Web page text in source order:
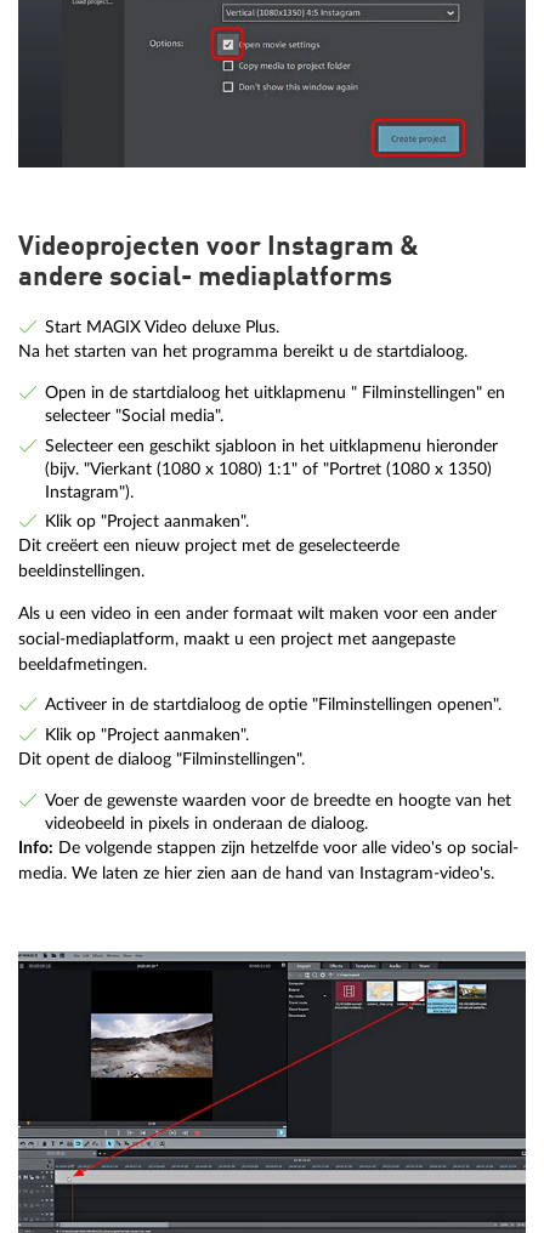
Videoprojecten voor Instagram &
andere social- mediaplatforms
Start MAGIX Video deluxe Plus.
Na het starten van het programma bereikt u de startdialoog.
Open in de startdialoog het uitklapmenu " Filminstellingen" en
selecteer "Social media".
Selecteer een geschikt sjabloon in het uitklapmenu hieronder
(bijv. "Vierkant (1080 x 1080) 1:1" of "Portret (1080 x 1350)
Instagram").
Klik op "Project aanmaken".
Dit creëert een nieuw project met de geselecteerde
beeldinstellingen.
Als u een video in een ander formaat wilt maken voor een ander
social-mediaplatform, maakt u een project met aangepaste
beeldafmetingen.
Activeer in de startdialoog de optie "Filminstellingen openen".
Klik op "Project aanmaken".
Dit opent de dialoog "Filminstellingen".
Voer de gewenste waarden voor de breedte en hoogte van het
videobeeld in pixels in onderaan de dialoog.
Info: De volgende stappen zijn hetzelfde voor alle video's op social-
media. We laten ze hier zien aan de hand van Instagram-video's.